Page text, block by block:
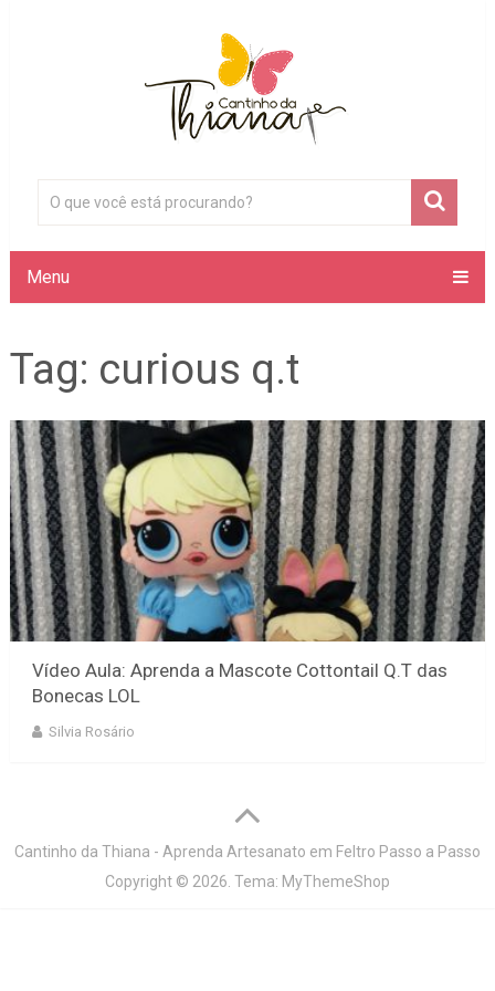
Menu
Tag: curious q.t
Vídeo Aula: Aprenda a Mascote Cottontail Q.T das
Bonecas LOL
Silvia Rosário
Cantinho da Thiana - Aprenda Artesanato em Feltro Passo a Passo
Copyright © 2026. Tema: MyThemeShop